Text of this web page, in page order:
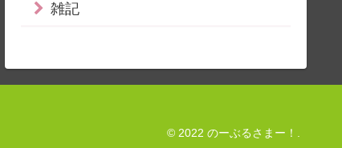
雑記
© 2022 のーぶるさまー！.